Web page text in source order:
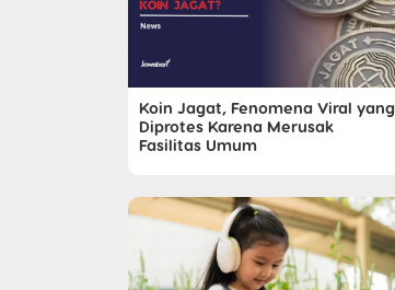
Koin Jagat, Fenomena Viral yang
Diprotes Karena Merusak
Fasilitas Umum